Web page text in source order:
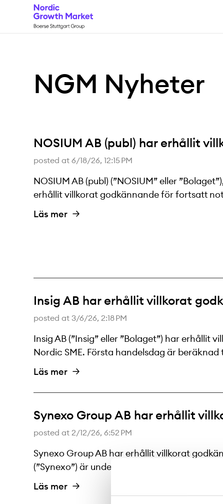
NGM Nyheter
NOSIUM AB (publ) har erhållit
posted at 6/18/26, 12:15 PM
NOSIUM AB (publ) (”NOSIUM” eller
erhållit villkorat godkännande för fortsatt
Läs mer
Insig AB har erhållit villkorat
posted at 3/6/26, 2:18 PM
Insig AB (”Insig” eller ”Bolaget”) har
Nordic SME. Första handelsdag är beräknad
Läs mer
Synexo Group AB har erhållit
posted at 2/12/26, 6:52 PM
Synexo Group AB har erhållit villkorat
(”Synexo”) är under observationsstatus på
Läs mer